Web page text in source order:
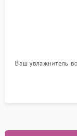
Ваш увлажнитель